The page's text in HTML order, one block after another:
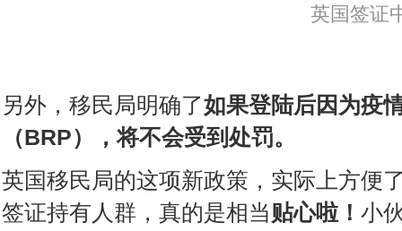
英国签证
另外，移民局明确了如果登陆后因为疫
（BRP），将不会受到处罚。
英国移民局的这项新政策，实际上方便
签证持有人群，真的是相当贴心啦！ 小